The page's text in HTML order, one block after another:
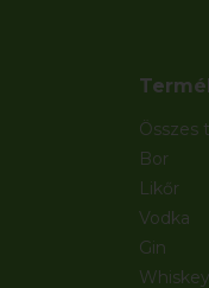
Összes
Bor
Likőr
Vodka
Gin
Whiskey